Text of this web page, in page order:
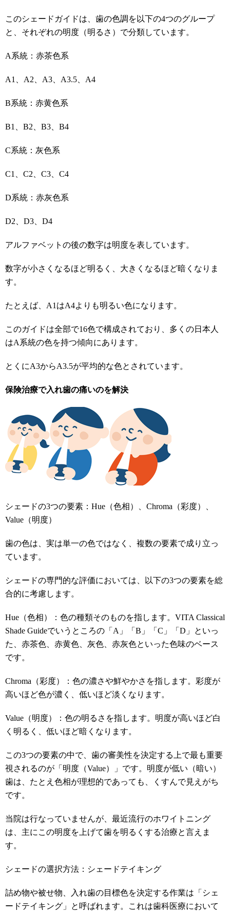
このシェードガイドは、歯の色調を以下の4つのグループ
と、それぞれの明度（明るさ）で分類しています。
A系統：赤茶色系
A1、A2、A3、A3.5、A4
B系統：赤黄色系
B1、B2、B3、B4
C系統：灰色系
C1、C2、C3、C4
D系統：赤灰色系
D2、D3、D4
アルファベットの後の数字は明度を表しています。
数字が小さくなるほど明るく、大きくなるほど暗くなりま
す。
たとえば、A1はA4よりも明るい色になります。
このガイドは全部で16色で構成されており、多くの日本人
はA系統の色を持つ傾向にあります。
とくにA3からA3.5が平均的な色とされています。
保険治療で入れ歯の痛いのを解決
シェードの3つの要素：Hue（色相）、Chroma（彩度）、
Value（明度）
歯の色は、実は単一の色ではなく、複数の要素で成り立っ
ています。
シェードの専門的な評価においては、以下の3つの要素を総
合的に考慮します。
Hue（色相）：色の種類そのものを指します。VITA Classical
Shade Guideでいうところの「A」「B」「C」「D」といっ
た、赤茶色、赤黄色、灰色、赤灰色といった色味のベース
です。
Chroma（彩度）：色の濃さや鮮やかさを指します。彩度が
高いほど色が濃く、低いほど淡くなります。
Value（明度）：色の明るさを指します。明度が高いほど白
く明るく、低いほど暗くなります。
この3つの要素の中で、歯の審美性を決定する上で最も重要
視されるのが「明度（Value）」です。明度が低い（暗い）
歯は、たとえ色相が理想的であっても、くすんで見えがち
です。
当院は行なっていませんが、最近流行のホワイトニング
は、主にこの明度を上げて歯を明るくする治療と言えま
す。
シェードの選択方法：シェードテイキング
詰め物や被せ物、入れ歯の目標色を決定する作業は「シェ
ードテイキング」と呼ばれます。これは歯科医療において